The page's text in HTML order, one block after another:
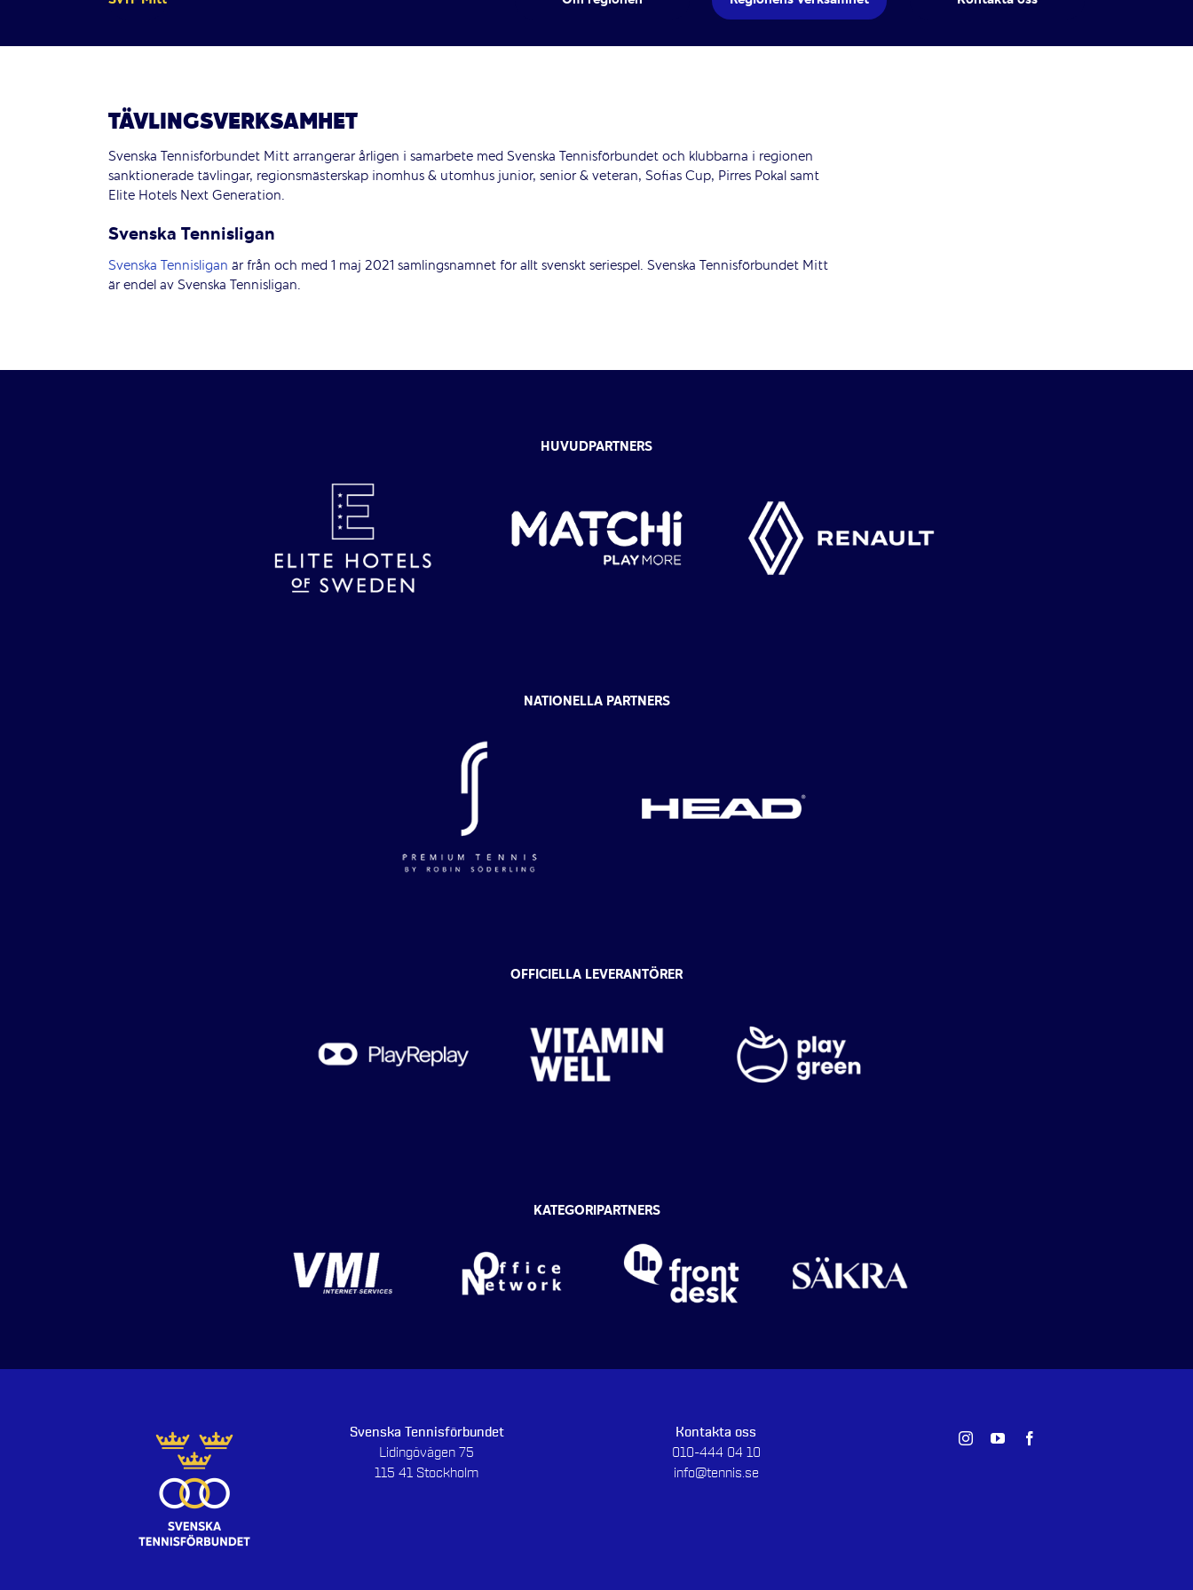
TÄVLINGSVERKSAMHET
Svenska Tennisförbundet Mitt arrangerar årligen i samarbete med Svenska Tennisförbundet och klubbarna i regionen
sanktionerade tävlingar, regionsmästerskap inomhus & utomhus junior, senior & veteran, Sofias Cup, Pirres Pokal samt
Elite Hotels Next Generation.
Svenska Tennisligan
Svenska Tennisligan är från och med 1 maj 2021 samlingsnamnet för allt svenskt seriespel. Svenska Tennisförbundet Mitt
är endel av Svenska Tennisligan.
HUVUDPARTNERS
NATIONELLA PARTNERS
OFFICIELLA LEVERANTÖRER
KATEGORIPARTNERS
Svenska Tennisförbundet
Lidingövägen 75
115 41 Stockholm
Kontakta oss
010-444 04 10
info@tennis.se